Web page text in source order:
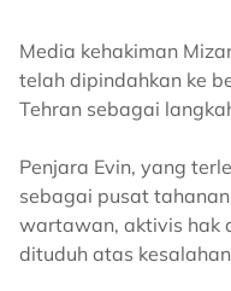
Media kehakiman
telah dipindahkan ke
Tehran sebagai
Penjara Evin, yang
sebagai pusat
wartawan, aktivis hak
dituduh atas